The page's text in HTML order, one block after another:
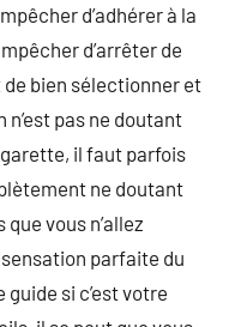
d’adhérer à la
d’arrêter de
bien sélectionner et
n’est pas ne doutant
il faut parfois
ne doutant
vous n’allez
parfaite du
si c’est votre